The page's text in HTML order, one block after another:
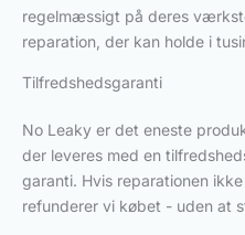
regelmæssigt på deres
reparation, der kan holde i
Tilfredshedsgaranti
No Leaky er det eneste
der leveres med en
garanti. Hvis reparationen
refunderer vi købet - uden at